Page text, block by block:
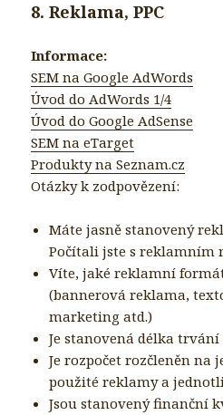
8. Reklama, PPC
Informace:
SEM na Google AdWords
Úvod do AdWords 1/4
Úvod do Google AdSense
SEM na eTarget
Produkty na Seznam.cz
Otázky k zodpovězení:
Máte jasně stanovený
Počítali jste s reklamním
Víte, jaké reklamní
(bannerová reklama,
marketing atd.)
Je stanovená délka
Je rozpočet rozčleněn na
použité reklamy a
Jsou stanovený finanční